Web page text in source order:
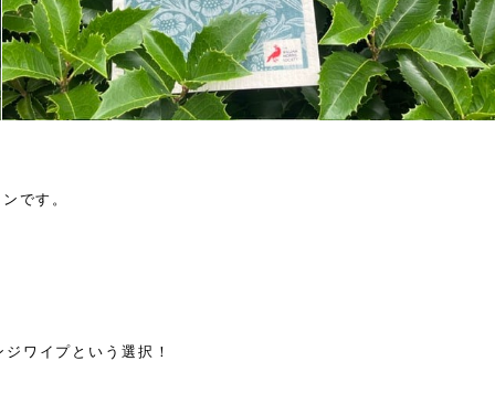
です。
ワイプという選択！